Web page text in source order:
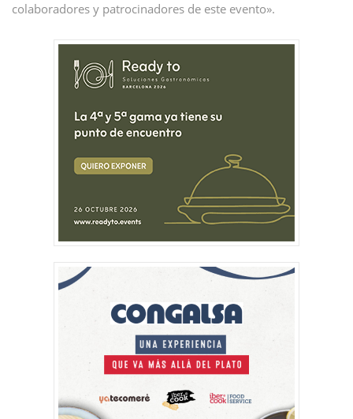
colaboradores y patrocinadores de este evento».